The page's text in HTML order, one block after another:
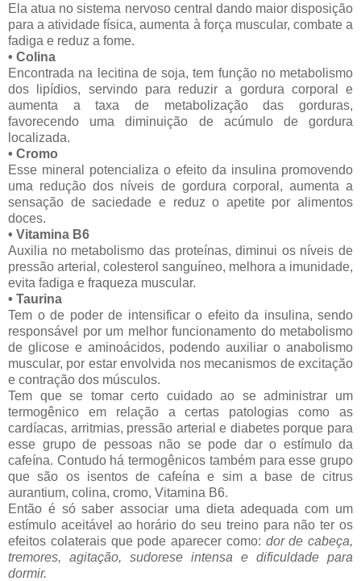
Ela atua no sistema nervoso central dando maior disposição
para a atividade física, aumenta à força muscular, combate a
fadiga e reduz a fome.
• Colina
Encontrada na lecitina de soja, tem função no metabolismo
dos lipídios, servindo para reduzir a gordura corporal e
aumenta a taxa de metabolização das gorduras,
favorecendo uma diminuição de acúmulo de gordura
localizada.
• Cromo
Esse mineral potencializa o efeito da insulina promovendo
uma redução dos níveis de gordura corporal, aumenta a
sensação de saciedade e reduz o apetite por alimentos
doces.
• Vitamina B6
Auxilia no metabolismo das proteínas, diminui os níveis de
pressão arterial, colesterol sanguíneo, melhora a imunidade,
evita fadiga e fraqueza muscular.
• Taurina
Tem o de poder de intensificar o efeito da insulina, sendo
responsável por um melhor funcionamento do metabolismo
de glicose e aminoácidos, podendo auxiliar o anabolismo
muscular, por estar envolvida nos mecanismos de excitação
e contração dos músculos.
Tem que se tomar certo cuidado ao se administrar um
termogênico em relação a certas patologias como as
cardíacas, arritmias, pressão arterial e diabetes porque para
esse grupo de pessoas não se pode dar o estímulo da
cafeína. Contudo há termogênicos também para esse grupo
que são os isentos de cafeína e sim a base de citrus
aurantium, colina, cromo, Vitamina B6.
Então é só saber associar uma dieta adequada com um
estímulo aceitável ao horário do seu treino para não ter os
efeitos colaterais que pode aparecer como: dor de cabeça,
tremores, agitação, sudorese intensa e dificuldade para
dormir.